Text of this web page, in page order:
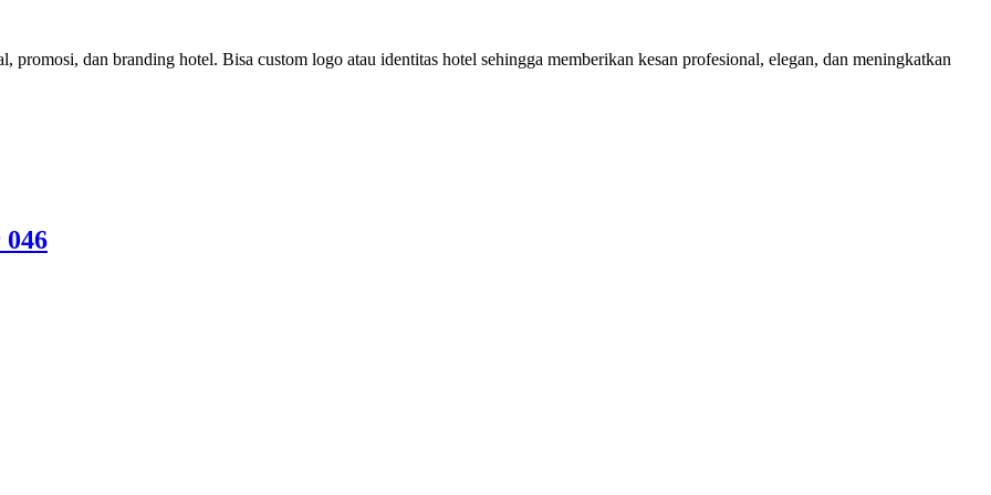
dan branding hotel. Bisa custom logo atau identitas hotel sehingga memberikan kesan profesional, elegan, dan meningkatkan